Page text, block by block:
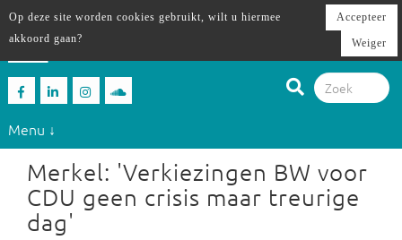
Menu ↓
Merkel: 'Verkiezingen BW voor
CDU geen crisis maar treurige
dag'
Op deze site worden cookies gebruikt, wilt u hiermee
akkoord gaan?
Accepteer
Weiger